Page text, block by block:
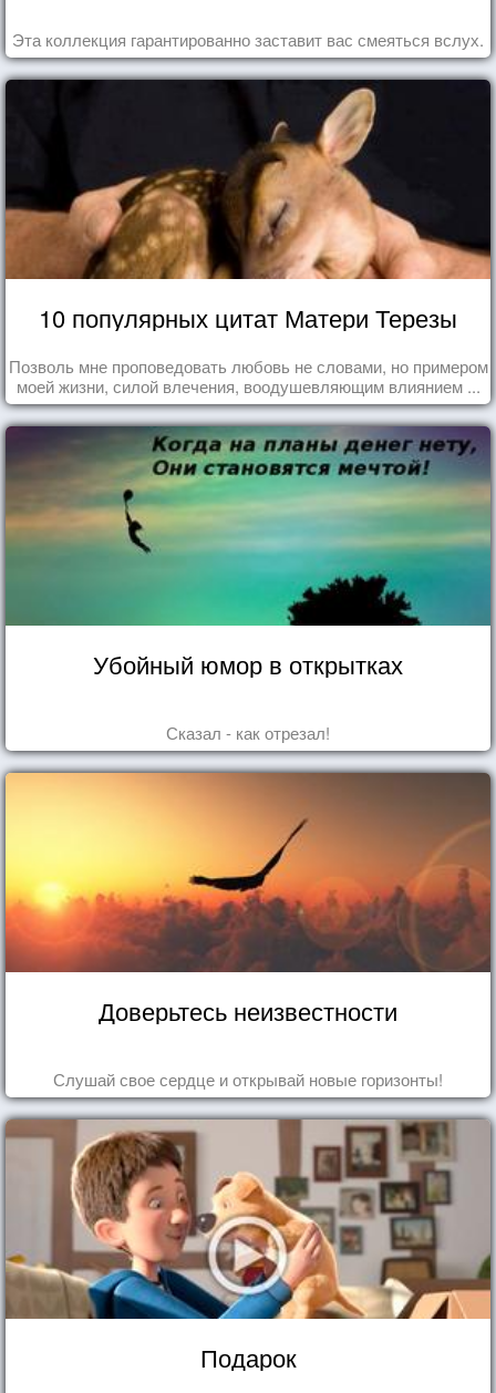
Эта коллекция гарантированно заставит вас смеяться вслух.
10 популярных цитат Матери Терезы
Позволь мне проповедовать любовь не словами, но примером
моей жизни, силой влечения, воодушевляющим влиянием ...
Убойный юмор в открытках
Сказал - как отрезал!
Доверьтесь неизвестности
Слушай свое сердце и открывай новые горизонты!
Подарок